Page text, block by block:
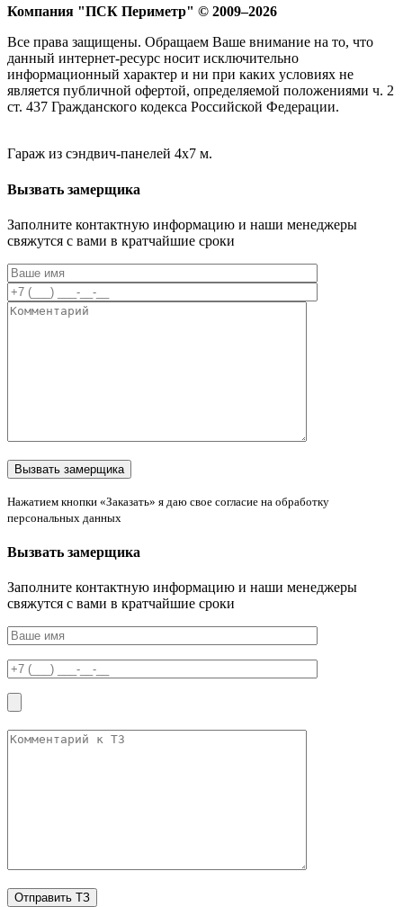
Компания "ПСК Периметр" © 2009–2026
Все права защищены. Обращаем Ваше внимание на то, что
данный интернет-ресурс носит исключительно
информационный характер и ни при каких условиях не
является публичной офертой, определяемой положениями ч. 2
ст. 437 Гражданского кодекса Российской Федерации.
Гараж из сэндвич-панелей 4х7 м.
Вызвать замерщика
Заполните контактную информацию и наши менеджеры
свяжутся с вами в кратчайшие сроки
Нажатием кнопки «Заказать» я даю свое согласие на обработку
персональных данных
Вызвать замерщика
Заполните контактную информацию и наши менеджеры
свяжутся с вами в кратчайшие сроки